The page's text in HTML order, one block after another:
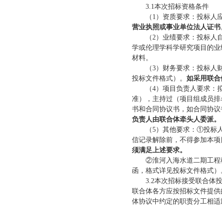
3.1本次招标资格条件
（ 1）资质要求：投标人
营业执照或事业单位法人证书
（2）业绩要求：投标人
学或伦理学科学研究项目 的业
材料。
（3）财务要求： 投标人
投标文件格式） 。 如采用联合
（4） 项目负责人要求：
准）， 主持过（项目组成员排
书和合同协议书，如合同协
负责人由联合体牵头人委派。
（5）其他要求：①投标
信记录解除前，不得参加本项
须满足上述要求。
②淮河入海水道二期工程
函，格式详见投标文件格式）
3.2本次招标接受联合体投
联合体各方应按招标文件提
体协议中约定的职责分工相